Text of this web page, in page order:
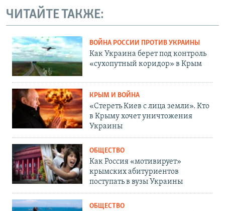
ЧИТАЙТЕ ТАКЖЕ:
ВОЙНА РОССИИ ПРОТИВ УКРАИНЫ
Как Украина берет под контроль
«сухопутный коридор» в Крым
КРЫМ И ВОЙНА
«Стереть Киев с лица земли». Кто
в Крыму хочет уничтожения
Украины
ОБЩЕСТВО
Как Россия «мотивирует»
крымских абитуриентов
поступать в вузы Украины
ОБЩЕСТВО